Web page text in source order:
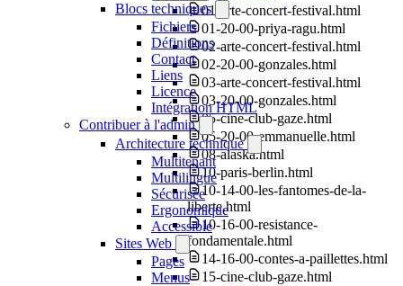
Blocs techniques
Fichiers
Définitions
Contact
Liens
Licence
Intégration HTML
Contribuer à l'admin
Architecture technique
Multitenant
Multilingue
Sécurisée
Ergonomique
Accessible
Sites Web
Pages
Menus
01-arte-concert-festival.html
01-20-00-priya-ragu.html
02-arte-concert-festival.html
02-20-00-gonzales.html
03-arte-concert-festival.html
03-20-00-gonzales.html
05-cine-club-gaze.html
05-20-00-emmanuelle.html
08-alaska.html
10-paris-berlin.html
10-14-00-les-fantomes-de-la-
liberte.html
10-16-00-resistance-
fondamentale.html
14-16-00-contes-a-paillettes.html
15-cine-club-gaze.html